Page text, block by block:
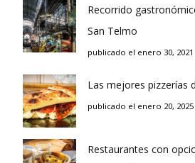
Recorrido
San Telmo
publicado el enero 30, 2021
Las mejores pizzerías
publicado el enero 20, 2025
Restaurantes con